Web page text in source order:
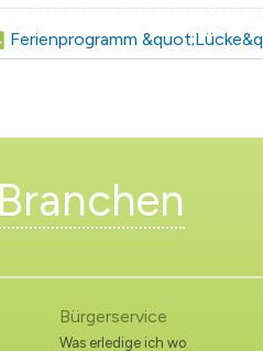
Ferienprogramm
Branchen
Bürgerservice
Was erledige ich wo